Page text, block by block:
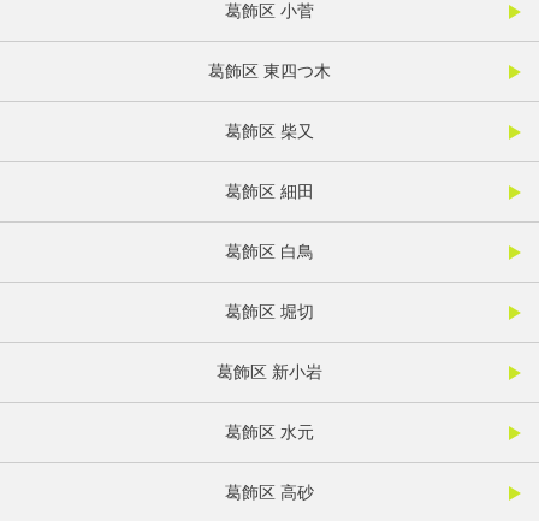
葛飾区 小菅
葛飾区 東四つ木
葛飾区 柴又
葛飾区 細田
葛飾区 白鳥
葛飾区 堀切
葛飾区 新小岩
葛飾区 水元
葛飾区 高砂